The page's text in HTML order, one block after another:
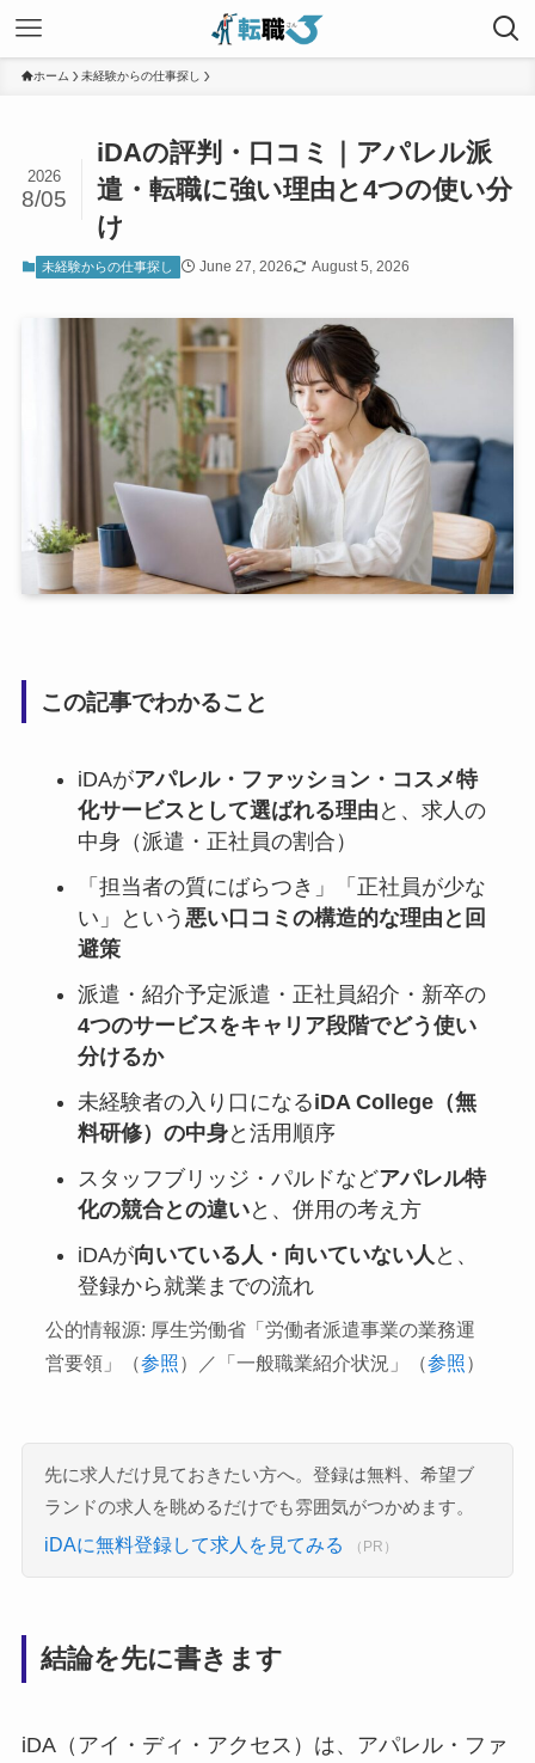
ホーム 未経験からの仕事探し
iDAの評判・口コミ｜アパレル派
遣・転職に強い理由と4つの使い分
け
2026
8/05
未経験からの仕事探し June 27, 2026 August 5, 2026
この記事でわかること
iDAがアパレル・ファッション・コスメ特
化サービスとして選ばれる理由 と、求人の
中身（派遣・正社員の割合）
「担当者の質にばらつき」「正社員が少な
い」という 悪い口コミの構造的な理由と回
避策
派遣・紹介予定派遣・正社員紹介・新卒の
4つのサービスをキャリア段階でどう使い
分けるか
未経験者の入り口になるiDA College（無
料研修）の中身と活用順序
スタッフブリッジ・パルドなどアパレル特
化の競合との違いと、併用の考え方
iDAが向いている人・向いていない人 と、
登録から就業までの流れ
公的情報源: 厚生労働省「労働者派遣事業の業務運
営要領」（参照）／「一般職業紹介状況」（参照）
先に求人だけ見ておきたい方へ。登録は無料、希望ブ
ランドの求人を眺めるだけでも雰囲気がつかめます。
iDAに無料登録して求人を見てみる （PR）
結論を先に書きます
iDA（アイ・ディ・アクセス）は、アパレル・ファ